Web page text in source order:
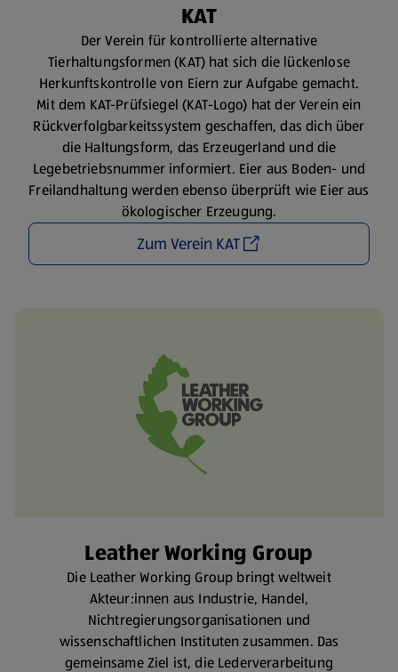
KAT
Der Verein für kontrollierte alternative
Tierhaltungsformen (KAT) hat sich die lückenlose
Herkunftskontrolle von Eiern zur Aufgabe gemacht.
Mit dem KAT-Prüfsiegel (KAT-Logo) hat der Verein ein
Rückverfolgbarkeitssystem geschaffen, das dich über
die Haltungsform, das Erzeugerland und die
Legebetriebsnummer informiert. Eier aus Boden- und
Freilandhaltung werden ebenso überprüft wie Eier aus
ökologischer Erzeugung.
Zum Verein KAT
Leather Working Group
Die Leather Working Group bringt weltweit
Akteur:innen aus Industrie, Handel,
Nichtregierungsorganisationen und
wissenschaftlichen Instituten zusammen. Das
gemeinsame Ziel ist, die Lederverarbeitung